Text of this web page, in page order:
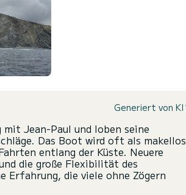
Generiert von KI
Jean-Paul und loben seine
Das Boot wird oft als makellos
entlang der Küste. Neuere
die große Flexibilität des
Erfahrung, die viele ohne Zögern